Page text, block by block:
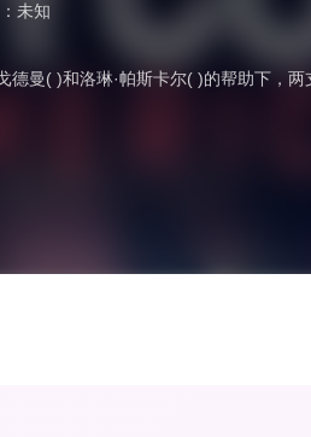
：未知
德曼( )和洛琳·帕斯卡尔( )的帮助下，